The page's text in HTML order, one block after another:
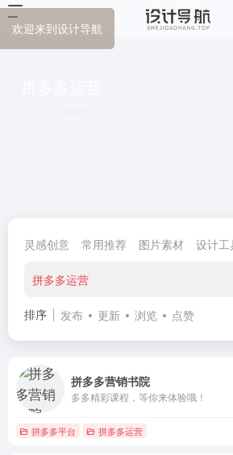
灵感创意 常用推荐 图片素材 设计工
拼多多运营
排序 发布 更新 浏览 点赞
拼多多营销书院
多多精彩课程，等你来体验哦！
拼多多平台 拼多多运营
欢迎来到设计导航